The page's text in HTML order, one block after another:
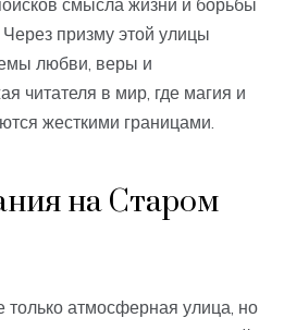
смысла жизни и борьбы
призму этой улицы
любви, веры и
читателя в мир, где магия и
жесткими границами.
на Старом
атмосферная улица, но